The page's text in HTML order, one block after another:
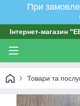
При
Інтернет-магазин
Товари та